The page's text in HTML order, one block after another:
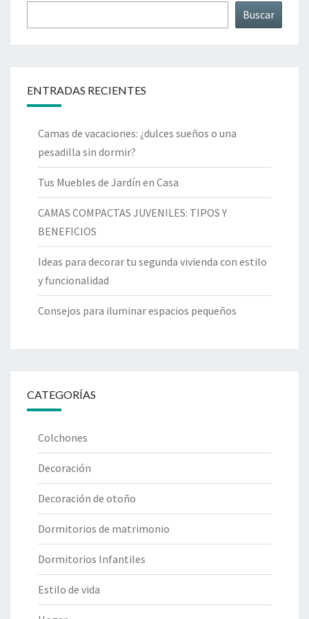
Buscar
ENTRADAS RECIENTES
Camas de vacaciones: ¿dulces sueños o una
pesadilla sin dormir?
Tus Muebles de Jardín en Casa
CAMAS COMPACTAS JUVENILES: TIPOS Y
BENEFICIOS
Ideas para decorar tu segunda vivienda con estilo
y funcionalidad
Consejos para iluminar espacios pequeños
CATEGORÍAS
Colchones
Decoración
Decoración de otoño
Dormitorios de matrimonio
Dormitorios Infantiles
Estilo de vida